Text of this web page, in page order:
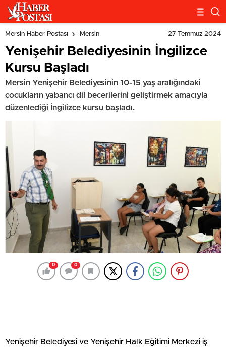
Mersin Haber Postası Mersin 27 Temmuz 2024
Yenişehir Belediyesinin İngilizce
Kursu Başladı
Mersin Yenişehir Belediyesinin 10-15 yaş aralığındaki
çocukların yabancı dil becerilerini geliştirmek amacıyla
düzenlediği İngilizce kursu başladı.
0 0
Yenişehir Belediyesi ve Yenişehir Halk Eğitimi Merkezi iş